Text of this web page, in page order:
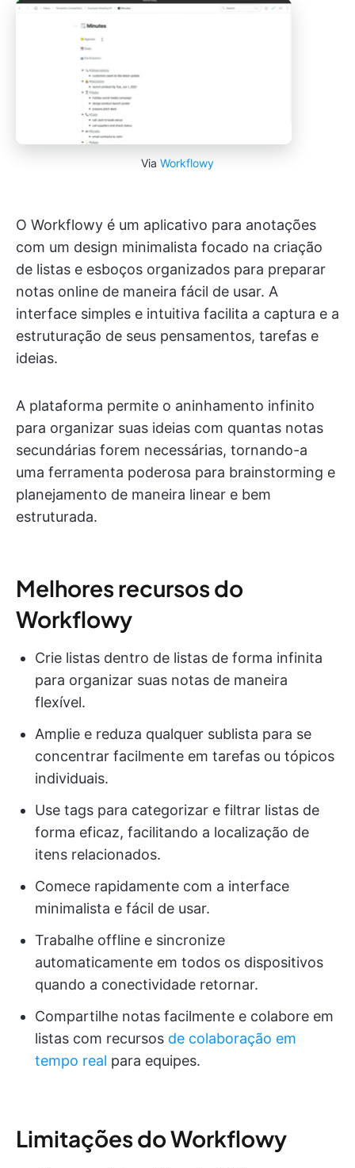
Via Workflowy
O Workflowy é um aplicativo para anotações
com um design minimalista focado na criação
de listas e esboços organizados para preparar
notas online de maneira fácil de usar. A
interface simples e intuitiva facilita a captura e a
estruturação de seus pensamentos, tarefas e
ideias.
A plataforma permite o aninhamento infinito
para organizar suas ideias com quantas notas
secundárias forem necessárias, tornando-a
uma ferramenta poderosa para brainstorming e
planejamento de maneira linear e bem
estruturada.
Melhores recursos do
Workflowy
Crie listas dentro de listas de forma infinita
para organizar suas notas de maneira
flexível.
Amplie e reduza qualquer sublista para se
concentrar facilmente em tarefas ou tópicos
individuais.
Use tags para categorizar e filtrar listas de
forma eficaz, facilitando a localização de
itens relacionados.
Comece rapidamente com a interface
minimalista e fácil de usar.
Trabalhe offline e sincronize
automaticamente em todos os dispositivos
quando a conectividade retornar.
Compartilhe notas facilmente e colabore em
listas com recursos de colaboração em
tempo real para equipes.
Limitações do Workflowy